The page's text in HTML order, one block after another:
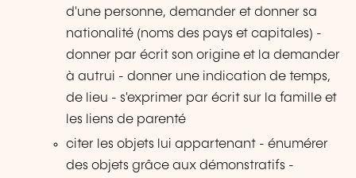
d'une personne, demander et donner sa
nationalité (noms des pays et capitales) -
donner par écrit son origine et la demander
à autrui - donner une indication de temps,
de lieu - s'exprimer par écrit sur la famille et
les liens de parenté
citer les objets lui appartenant - énumérer
des objets grâce aux démonstratifs -